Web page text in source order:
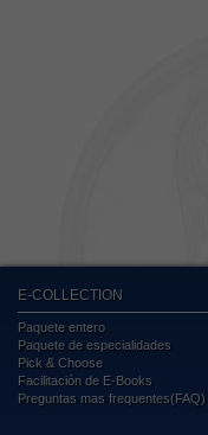
E-COLLECTION
Paquete entero
Paquete de especialidades
Pick & Choose
Facilitación de E-Books
Preguntas mas frequentes(FAQ)